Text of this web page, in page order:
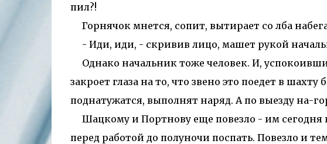
пил?!
Горнячок мнется, сопит, вытирает со лба
- Иди, иди, - скривив лицо, машет рукой
Однако начальник тоже человек. И,
закроет глаза на то, что звено это поедет в шахту
поднатужатся, выполнят наряд. А по выезду на-
Шацкому и Портнову еще повезло - им
перед работой до полуночи поспать. Повезло и